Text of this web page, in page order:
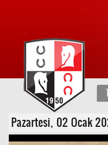
Pazartesi, 02 Ocak